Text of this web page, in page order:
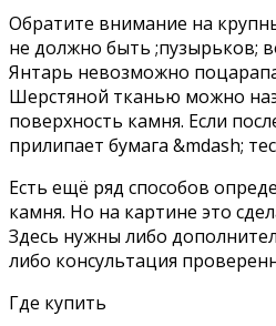
Обратите внимание на
не должно быть ;пузырьков;
Янтарь невозможно
Шерстяной тканью можно
поверхность камня. Если
прилипает бумага &mdash;
Есть ещё ряд способов
камня. Но на картине это
Здесь нужны либо
либо консультация
Где купить